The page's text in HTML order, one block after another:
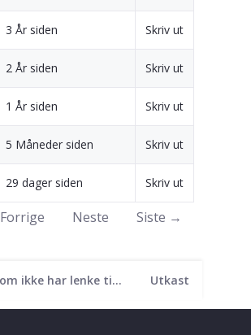
Sider som ikke har lenke til seg Utkast
3 År siden Skriv ut
2 År siden Skriv ut
1 År siden Skriv ut
5 Måneder siden Skriv ut
29 dager siden Skriv ut
Forrige Neste Siste →